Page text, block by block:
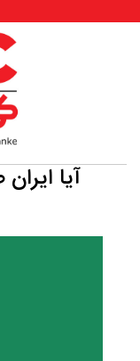
آیا